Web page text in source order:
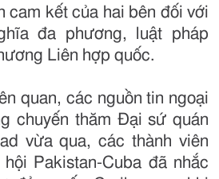
cam kết của hai bên đối với
đa phương, luật pháp
Liên hợp quốc.
quan, các nguồn tin ngoại
chuyến thăm Đại sứ quán
vừa qua, các thành viên
Pakistan-Cuba đã nhắc